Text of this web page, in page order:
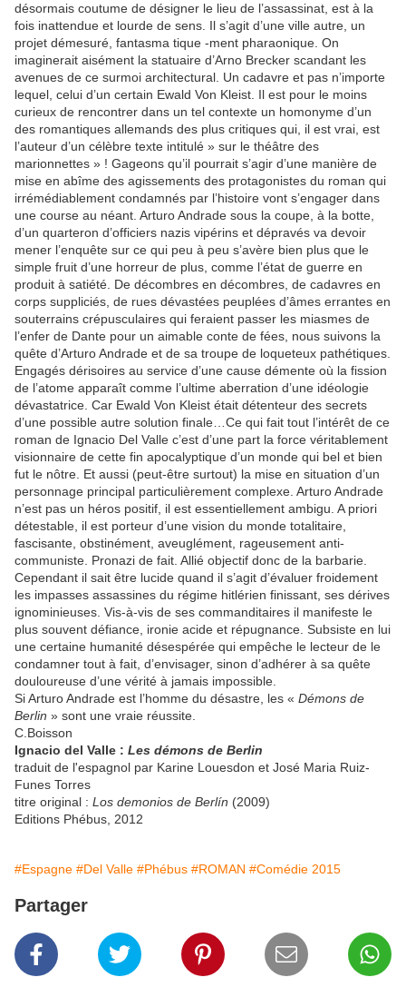
désormais coutume de désigner le lieu de l’assassinat, est à la
fois inattendue et lourde de sens. Il s’agit d’une ville autre, un
projet démesuré, fantasma tique -ment pharaonique. On
imaginerait aisément la statuaire d’Arno Brecker scandant les
avenues de ce surmoi architectural. Un cadavre et pas n’importe
lequel, celui d’un certain Ewald Von Kleist. Il est pour le moins
curieux de rencontrer dans un tel contexte un homonyme d’un
des romantiques allemands des plus critiques qui, il est vrai, est
l’auteur d’un célèbre texte intitulé » sur le théâtre des
marionnettes » ! Gageons qu’il pourrait s’agir d’une manière de
mise en abîme des agissements des protagonistes du roman qui
irrémédiablement condamnés par l’histoire vont s’engager dans
une course au néant. Arturo Andrade sous la coupe, à la botte,
d’un quarteron d’officiers nazis vipérins et dépravés va devoir
mener l’enquête sur ce qui peu à peu s’avère bien plus que le
simple fruit d’une horreur de plus, comme l’état de guerre en
produit à satiété. De décombres en décombres, de cadavres en
corps suppliciés, de rues dévastées peuplées d’âmes errantes en
souterrains crépusculaires qui feraient passer les miasmes de
l’enfer de Dante pour un aimable conte de fées, nous suivons la
quête d’Arturo Andrade et de sa troupe de loqueteux pathétiques.
Engagés dérisoires au service d’une cause démente où la fission
de l’atome apparaît comme l’ultime aberration d’une idéologie
dévastatrice. Car Ewald Von Kleist était détenteur des secrets
d’une possible autre solution finale…Ce qui fait tout l’intérêt de ce
roman de Ignacio Del Valle c’est d’une part la force véritablement
visionnaire de cette fin apocalyptique d’un monde qui bel et bien
fut le nôtre. Et aussi (peut-être surtout) la mise en situation d’un
personnage principal particulièrement complexe. Arturo Andrade
n’est pas un héros positif, il est essentiellement ambigu. A priori
détestable, il est porteur d’une vision du monde totalitaire,
fascisante, obstinément, aveuglément, rageusement anti-
communiste. Pronazi de fait. Allié objectif donc de la barbarie.
Cependant il sait être lucide quand il s’agit d’évaluer froidement
les impasses assassines du régime hitlérien finissant, ses dérives
ignominieuses. Vis-à-vis de ses commanditaires il manifeste le
plus souvent défiance, ironie acide et répugnance. Subsiste en lui
une certaine humanité désespérée qui empêche le lecteur de le
condamner tout à fait, d’envisager, sinon d’adhérer à sa quête
douloureuse d’une vérité à jamais impossible.
Si Arturo Andrade est l’homme du désastre, les « Démons de
Berlin » sont une vraie réussite.
C.Boisson
Ignacio del Valle : Les démons de Berlin
traduit de l'espagnol par Karine Louesdon et José Maria Ruiz-
Funes Torres
titre original : Los demonios de Berlín (2009)
Editions Phébus, 2012
#Espagne #Del Valle #Phébus #ROMAN #Comédie 2015
Partager